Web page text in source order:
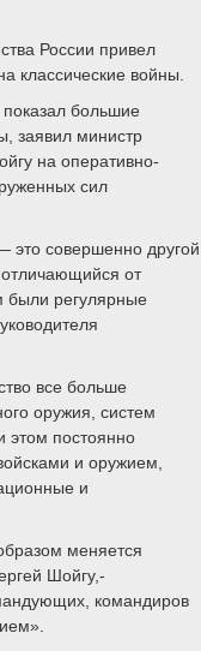
России привел
классические войны.
большие
заявил министр
на оперативно-
сил
это совершенно другой
от
были регулярные
все больше
оружия, систем
этом постоянно
и оружием,
и
меняется
Шойгу,-
командиров